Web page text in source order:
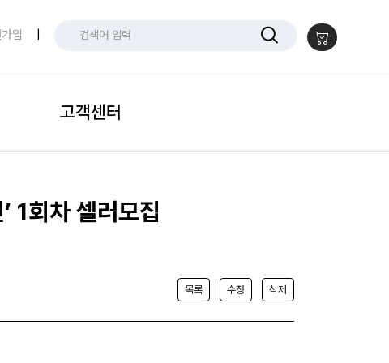
입
고객센터
1회차 셀러모집
목록 수정 삭제